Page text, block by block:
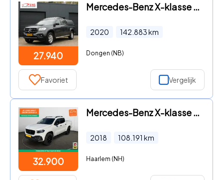
27.940
Mercedes-Benz X-klasse - 250 d 4-MATIC Power TOPSTAAT! DEALER ONDERHOUDEN! LEER! NAVI
2020 142.883km
Dongen (NB)
Favoriet Vergelijk
32.900
Mercedes-Benz X-klasse - d 4-MATIC AMG Night Edition Aut- 360 Camera, Xenon
2018 108.191 km
Haarlem (NH)